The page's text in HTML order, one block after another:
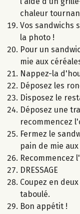
chaleur
Vos sandwichs
la photo !
Pour un
mie aux
Nappez-la
Déposez les
Disposez le
Déposez une
recommencez
Fermez le
pain de mie
Recommencez
DRESSAGE
Coupez en
taboulé.
Bon appétit !